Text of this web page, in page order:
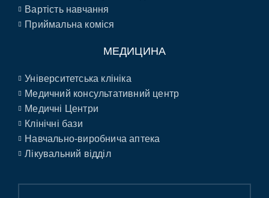
Вартість навчання
Приймальна коміся
МЕДИЦИНА
Університетська клініка
Медичний консультативний центр
Медичні Центри
Клінічні бази
Навчально-виробнича аптека
Лікувальний відділ